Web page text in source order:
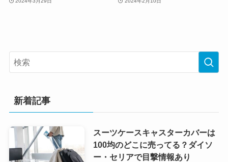
新着記事
スーツケースキャスターカバーは
100均のどこに売ってる？ダイソ
ー・セリアで目撃情報あり